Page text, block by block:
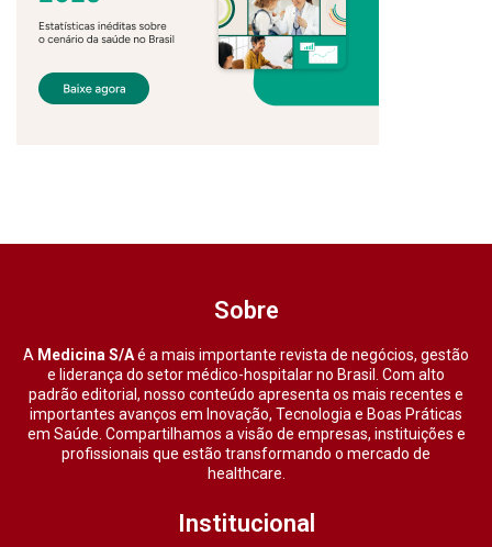
Sobre
A Medicina S/Aé a mais importante revista de negócios, gestão
e liderança do setor médico-hospitalar no Brasil. Com alto
padrão editorial, nosso conteúdo apresenta os mais recentes e
importantes avanços em Inovação, Tecnologia e Boas Práticas
em Saúde. Compartilhamos a visão de empresas, instituições e
profissionais que estão transformando o mercado de
healthcare.
Institucional